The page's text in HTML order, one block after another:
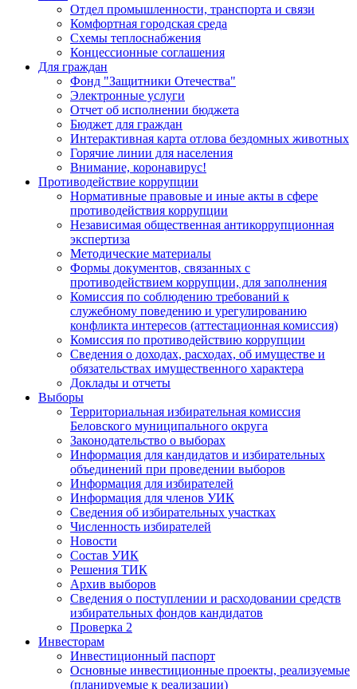
Отдел промышленности, транспорта и связи
Комфортная городская среда
Схемы теплоснабжения
Концессионные соглашения
Для граждан
Фонд "Защитники Отечества"
Электронные услуги
Отчет об исполнении бюджета
Бюджет для граждан
Интерактивная карта отлова бездомных животных
Горячие линии для населения
Внимание, коронавирус!
Противодействие коррупции
Нормативные правовые и иные акты в сфере
противодействия коррупции
Независимая общественная антикоррупционная
экспертиза
Методические материалы
Формы документов, связанных с
противодействием коррупции, для заполнения
Комиссия по соблюдению требований к
служебному поведению и урегулированию
конфликта интересов (аттестационная комиссия)
Комиссия по противодействию коррупции
Сведения о доходах, расходах, об имуществе и
обязательствах имущественного характера
Доклады и отчеты
Выборы
Территориальная избирательная комиссия
Беловского муниципального округа
Законодательство о выборах
Информация для кандидатов и избирательных
объединений при проведении выборов
Информация для избирателей
Информация для членов УИК
Сведения об избирательных участках
Численность избирателей
Новости
Состав УИК
Решения ТИК
Архив выборов
Сведения о поступлении и расходовании средств
избирательных фондов кандидатов
Проверка 2
Инвесторам
Инвестиционный паспорт
Основные инвестиционные проекты, реализуемые
(планируемые к реализации)